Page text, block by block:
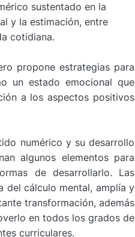
sustentado en la
y la estimación, entre
cotidiana.
propone estrategias para
un estado emocional que
a los aspectos positivos
numérico y su desarrollo
algunos elementos para
de desarrollarlo. Las
delcálculo mental, amplía y
transformación, además
en todos los grados de
curriculares.